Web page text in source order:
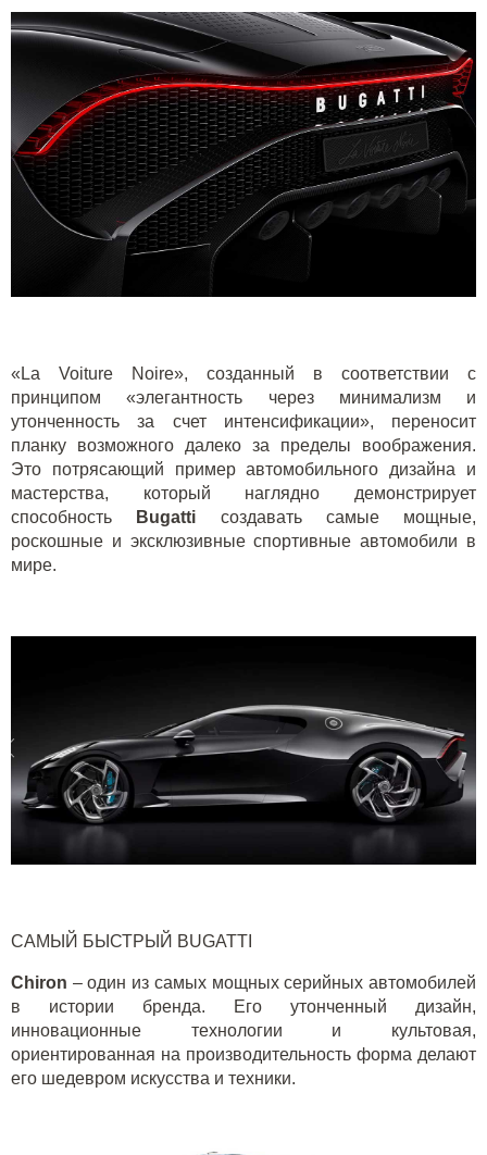
«La Voiture Noire», созданный в соответствии с
принципом «элегантность через минимализм и
утонченность за счет интенсификации», переносит
планку возможного далеко за пределы воображения.
Это потрясающий пример автомобильного дизайна и
мастерства, который наглядно демонстрирует
способность
Bugatti создавать самые мощные,
роскошные и эксклюзивные спортивные автомобили в
мире.
САМЫЙ БЫСТРЫЙ BUGATTI
Chiron – один из самых мощных серийных автомобилей
в истории бренда. Его утонченный дизайн,
инновационные технологии и культовая,
ориентированная на производительность форма делают
его шедевром искусства и техники.